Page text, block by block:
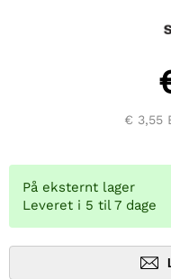
€ 3,55
På eksternt lager
Leveret i 5 til 7 dage